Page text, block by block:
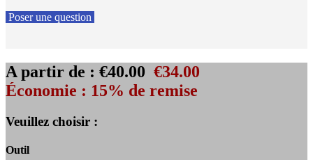
Poser une question
A partir de : €40.00 €34.00
Économie : 15% de remise
Veuillez choisir :
Outil